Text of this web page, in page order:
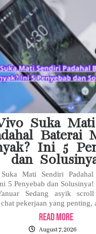
Suka
Baterai
Ini 5
dan
Mati Sendiri Padahal
5 Penyebab dan
Sedang asyik
pekerjaan yang penting,
Read More
August 7, 2026